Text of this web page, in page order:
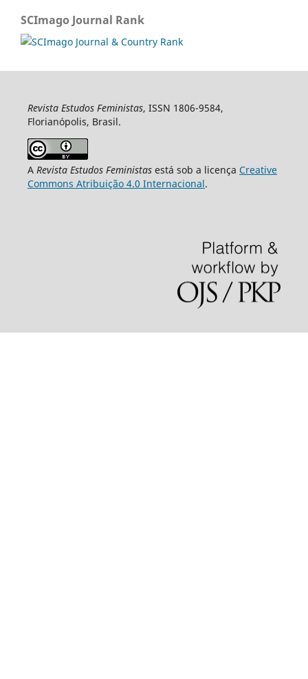
SCImago Journal Rank
Revista Estudos Feministas, ISSN 1806-9584,
Florianópolis, Brasil.
A Revista Estudos Feministasestá sob a licença Creative
Commons Atribuição 4.0 Internacional.